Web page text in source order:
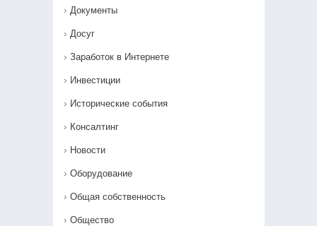
Документы
Досуг
Заработок в Интернете
Инвестиции
Исторические события
Консалтинг
Новости
Оборудование
Общая собственность
Общество